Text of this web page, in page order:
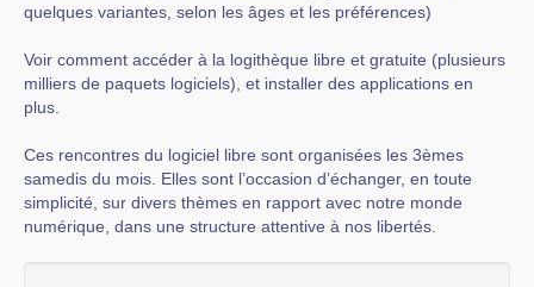
quelques variantes, selon les âges et les préférences)
Voir comment accéder à la logithèque libre et gratuite (plusieurs
milliers de paquets logiciels), et installer des applications en
plus.
Ces rencontres du logiciel libre sont organisées les 3èmes
samedis du mois. Elles sont l’occasion d’échanger, en toute
simplicité, sur divers thèmes en rapport avec notre monde
numérique, dans une structure attentive à nos libertés.